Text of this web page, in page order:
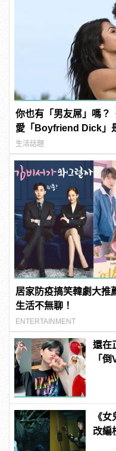
你也有「男友屌」嗎？
愛「Boyfriend Dick」
生活話題
居家防疫搞笑韓劇大推
生活不無聊！
ENTERTAINMENT
還在
「
《
改編